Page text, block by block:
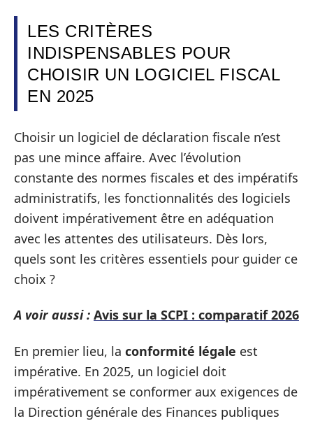
LES CRITÈRES
INDISPENSABLES POUR
CHOISIR UN LOGICIEL FISCAL
EN 2025
Choisir un logiciel de déclaration fiscale n’est
pas une mince affaire. Avec l’évolution
constante des normes fiscales et des impératifs
administratifs, les fonctionnalités des logiciels
doivent impérativement être en adéquation
avec les attentes des utilisateurs. Dès lors,
quels sont les critères essentiels pour guider ce
choix ?
A voir aussi : Avis sur la SCPI : comparatif 2026
En premier lieu, la conformité légale est
impérative. En 2025, un logiciel doit
impérativement se conformer aux exigences de
la Direction générale des Finances publiques